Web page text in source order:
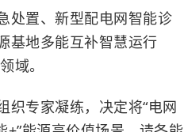
处置、新型配电网智能诊
基地多能互补智慧运行
域。
织专家凝练，决定将“电网